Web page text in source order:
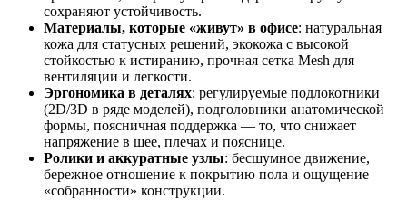
сохраняют устойчивость.
Материалы, которые «живут» в офисе: натуральная
кожа для статусных решений, экокожа с высокой
стойкостью к истиранию, прочная сетка Mesh для
вентиляции и легкости.
Эргономика в деталях: регулируемые подлокотники
(2D/3D в ряде моделей), подголовники анатомической
формы, поясничная поддержка — то, что снижает
напряжение в шее, плечах и пояснице.
Ролики и аккуратные узлы: бесшумное движение,
бережное отношение к покрытию пола и ощущение
«собранности» конструкции.